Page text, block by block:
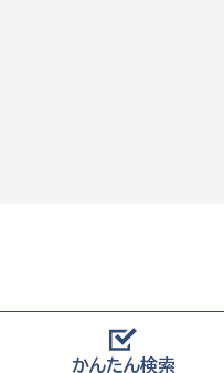
かんたん検索